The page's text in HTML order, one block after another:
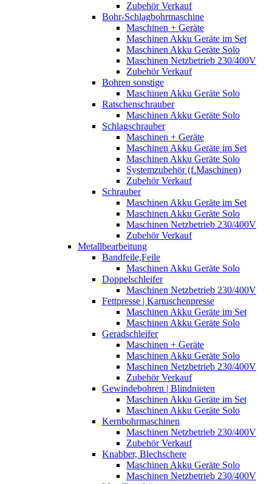
Zubehör Verkauf
Bohr-Schlagbohrmaschine
Maschinen + Geräte
Maschinen Akku Geräte im Set
Maschinen Akku Geräte Solo
Maschinen Netzbetrieb 230/400V
Zubehör Verkauf
Bohren sonstige
Maschinen Akku Geräte Solo
Ratschenschrauber
Maschinen Akku Geräte Solo
Schlagschrauber
Maschinen + Geräte
Maschinen Akku Geräte im Set
Maschinen Akku Geräte Solo
Systemzubehör (f.Maschinen)
Zubehör Verkauf
Schrauber
Maschinen Akku Geräte im Set
Maschinen Akku Geräte Solo
Maschinen Netzbetrieb 230/400V
Zubehör Verkauf
Metallbearbeitung
Bandfeile,Feile
Maschinen Akku Geräte Solo
Doppelschleifer
Maschinen Netzbetrieb 230/400V
Fettpresse | Kartuschenpresse
Maschinen Akku Geräte im Set
Maschinen Akku Geräte Solo
Geradschleifer
Maschinen + Geräte
Maschinen Akku Geräte Solo
Maschinen Netzbetrieb 230/400V
Zubehör Verkauf
Gewindebohren | Blindnieten
Maschinen Akku Geräte im Set
Maschinen Akku Geräte Solo
Kernbohrmaschinen
Maschinen Netzbetrieb 230/400V
Zubehör Verkauf
Knabber, Blechschere
Maschinen Akku Geräte Solo
Maschinen Netzbetrieb 230/400V